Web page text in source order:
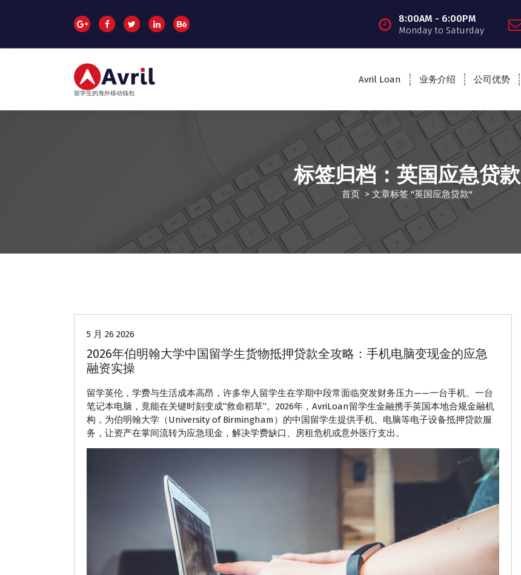
文
8:00AM - 6:00PM
Monday to Saturday
留学生的海外移动钱包
Avril Loan 业务介绍 公司优势
标签归档：英国应急贷款
首页 > 文章标签 "英国应急贷款"
5 月 26 2026
2026年伯明翰大学中国留学生货物抵押贷款全攻略：手机电脑变现金的应急
融资实操
留学英伦，学费与生活成本高昂，许多华人留学生在学期中段常面临突发财务压力——一台手机、一台
笔记本电脑，竟能在关键时刻变成”救命稻草”。2026年，AvriLoan留学生金融携手英国本地合规金融机
构，为伯明翰大学（University of Birmingham）的中国留学生提供手机、电脑等电子设备抵押贷款服
务，让资产在掌间流转为应急现金，解决学费缺口、房租危机或意外医疗支出。